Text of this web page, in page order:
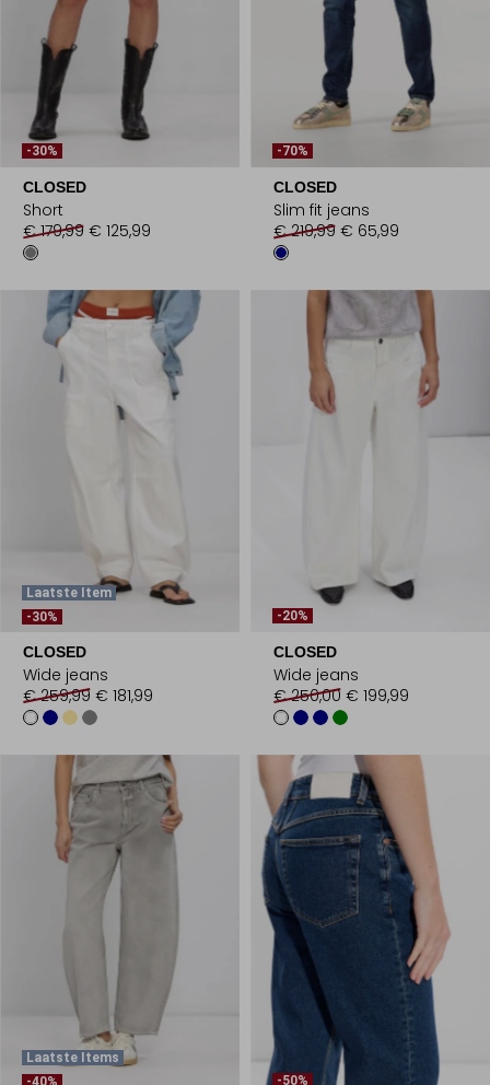
-30%
CLOSED
Short
€ 179,99 € 125,99
-70%
CLOSED
Slim fit jeans
€ 219,99 € 65,99
Laatste Item
-30%
CLOSED
Wide jeans
€ 259,99 € 181,99
-20%
CLOSED
Wide jeans
€ 250,00 € 199,99
Laatste Items
-40%
-50%